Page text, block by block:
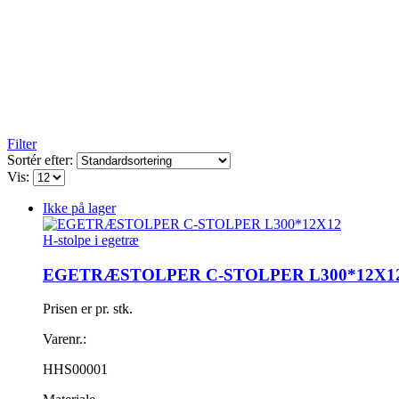
Filter
Sortér efter:
Vis:
Ikke på lager
H-stolpe i egetræ
EGETRÆSTOLPER C-STOLPER
Prisen er pr. stk.
Varenr.:
HHS00001